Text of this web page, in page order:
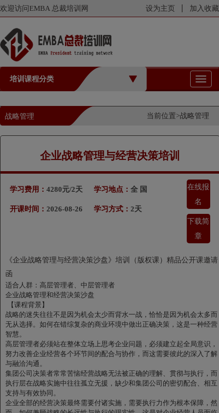
欢迎访问EMBA 总裁培训网 设为主页 加入收藏
培训课程分类
切
换
航
战略管理 当前位置>战略管理
企业战略管理与经营决策培训
学习费用：4280元/2天
开课时间： 2026-08-26
学习地点： 全 国
学习方式： 2天
在线报
名
下载简
章
《企业战略管理与经营决策沙盘》培训（版权课）精品公开课邀请
函
适合人群：高层管理者、中层管理者
企业战略管理和经营决策沙盘
【课程背景】
战略的迷失往往不是因为机会太少而背水一战，恰恰是因为机会太多而
无从选择。如何在错综复杂的商业环境中做出正确决策，这是一种经营
智慧。
高层管理者必须站在整体立场上思考企业问题，必须建立起全局意识，
努力改善企业经营各个环节间的配合与协作，而这需要彼此的深入了解
与融洽沟通。
集团公司决策者常常苦恼经营战略无法被正确的理解、贯彻与执行，而
执行层在战略实施中往往孤立无援，缺少和集团公司的密切配合、相互
支持与有效协同。
企业全部的经营决策最终需要付诸实施，需要执行力作为根本保障，然